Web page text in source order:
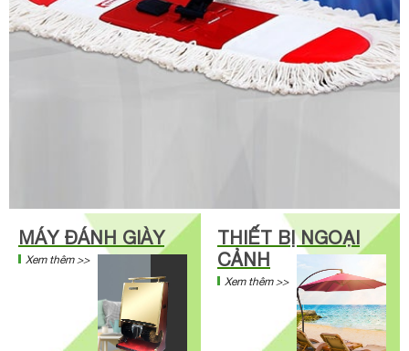
MÁY ĐÁNH GIÀY
Xem thêm >>
THIẾT BỊ NGOẠI
CẢNH
Xem thêm >>